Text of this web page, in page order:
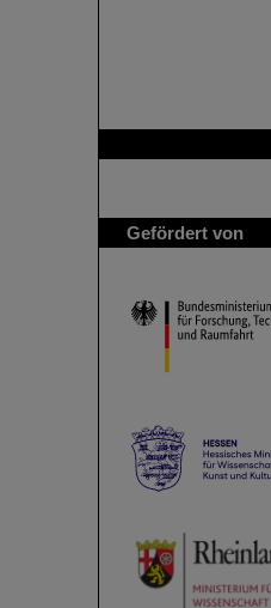
Gefördert von